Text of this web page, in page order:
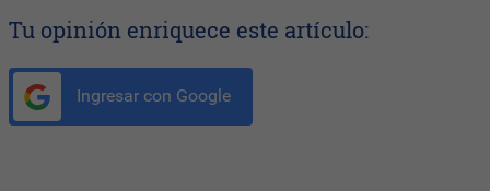
Tu opinión enriquece este artículo:
Ingresar con Google